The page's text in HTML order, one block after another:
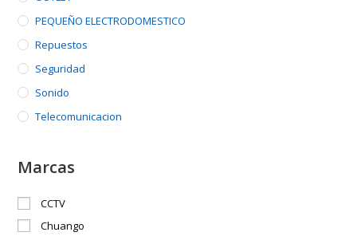
PEQUEÑO ELECTRODOMESTICO
Repuestos
Seguridad
Sonido
Telecomunicacion
Marcas
CCTV
Chuango